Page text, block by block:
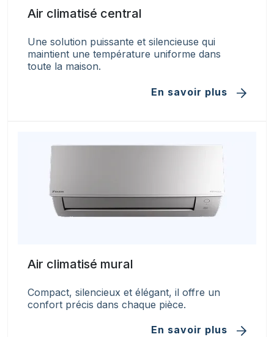
Air climatisé central
Une solution puissante et silencieuse qui
maintient une température uniforme dans
toute la maison.
En savoir plus
Air climatisé mural
Compact, silencieux et élégant, il offre un
confort précis dans chaque pièce.
En savoir plus